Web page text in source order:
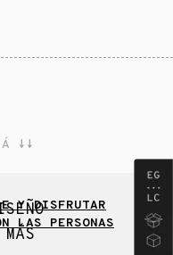
↓↓
Y DISFRUTAR
LAS PERSONAS